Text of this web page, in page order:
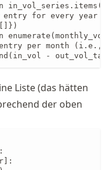
entry for every year
per month (i.e.,
-
Liste (das hätten
der oben